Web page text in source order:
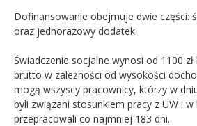
Dofinansowanie obejmuje dwie części:
oraz jednorazowy dodatek.
Świadczenie socjalne wynosi od 1100
brutto w zależności od wysokości
mogą wszyscy pracownicy, którzy w
byli związani stosunkiem pracy z UW i
przepracowali co najmniej 183 dni.